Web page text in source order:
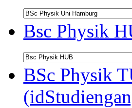
Bsc Physik
BSc Physik